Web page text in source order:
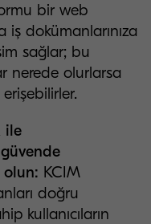
bir web
iş dokümanlarınıza
sağlar; bu
nerede olurlarsa
ile
KCIM
doğru
kullanıcıların